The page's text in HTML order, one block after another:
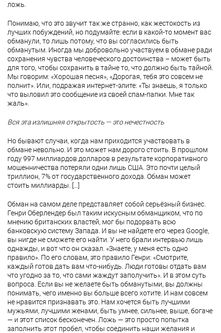
ложь.
Понимаю, что это звучит так же странно, как жестокость из
лучших побуждений, но подумайте: если в какой-то момент вас
обманули, то лишь потому, что вы согласились быть
обманутым. Иногда мы добровольно участвуем в обмане ради
сохранения чувства человеческого достоинства – может быть
для того, чтобы сохранить в тайне то, что должно быть тайной.
Мы говорим: «Хорошая песня», «Дорогая, тебя это совсем не
полнит». Или, подражая интернет-элите: «Ты знаешь, я только
что выловил это сообщение из своей спам-папки. Мне так
жаль».
Вся эта излишняя открытость — это нечестность
Но бывают случаи, когда нам приходится участвовать в
обмане невольно. И это может нам дорого стоить. В прошлом
году 997 миллиардов долларов в результате корпоративного
мошенничества потеряли одни лишь США. Это почти целый
триллион, 7% от государственного дохода. Обман может
стоить миллиарды. […]
Обман на самом деле представляет собой серьёзный бизнес.
Генри Оберлендер был таким искусным обманщиком, что по
мнению британских властей, мог бы подорвать всю
банковскую систему Запада. И вы не найдете его через Google,
вы нигде не сможете его найти. У него брали интервью лишь
однажды, и вот что он сказал. «Знаете, у меня есть одно
правило». По его словам, это правило Генри: «Смотрите,
каждый готов дать вам что-нибудь. Люди готовы отдать вам
что угодно за то, что сами жаждут заполучить». И в этом суть
вопроса. Если вы не желаете быть обманутыми, вы должны
понимать, чего именно вы больше всего хотите. И нам совсем
не нравится признавать это. Нам хочется быть лучшими
мужьями, лучшими женами, быть умнее, сильнее, выше, богаче
— и этот список бесконечен. Ложь — это просто попытка
заполнить этот пробел, чтобы соединить наши желания и